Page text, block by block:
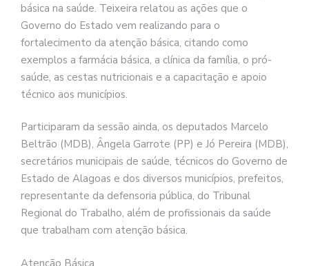
básica na saúde. Teixeira relatou as ações que o
Governo do Estado vem realizando para o
fortalecimento da atenção básica, citando como
exemplos a farmácia básica, a clínica da família, o pró-
saúde, as cestas nutricionais e a capacitação e apoio
técnico aos municípios.
Participaram da sessão ainda, os deputados Marcelo
Beltrão (MDB), Ângela Garrote (PP) e Jó Pereira (MDB),
secretários municipais de saúde, técnicos do Governo de
Estado de Alagoas e dos diversos municípios, prefeitos,
representante da defensoria pública, do Tribunal
Regional do Trabalho, além de profissionais da saúde
que trabalham com atenção básica.
Atenção Básica